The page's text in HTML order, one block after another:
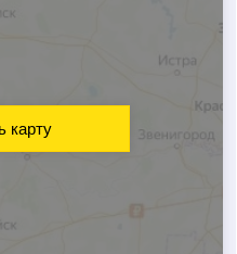
карту